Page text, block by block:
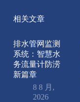
相关文章
排水管网监测
系统：智慧水
务流量计防涝
新篇章
8 8 月,
2026